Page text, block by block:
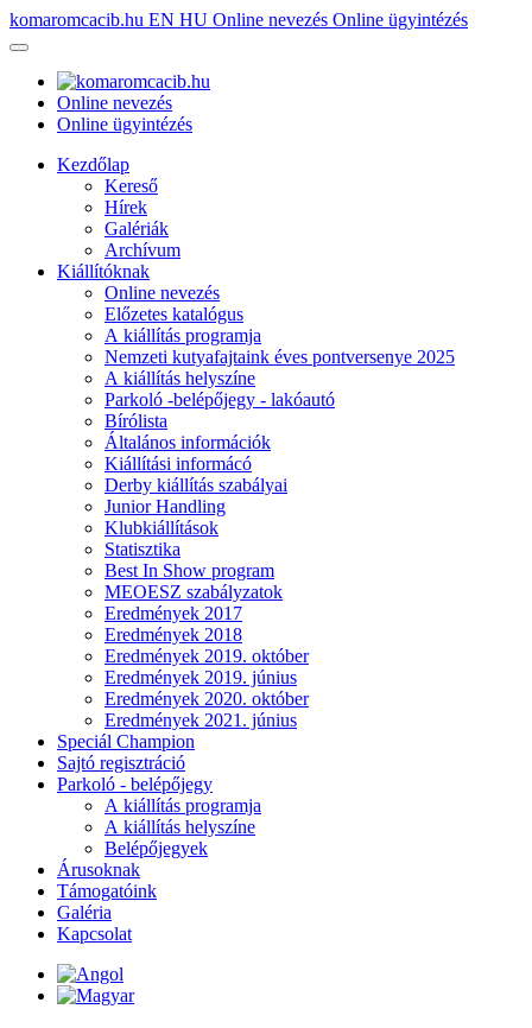
komaromcacib.hu EN HU Online nevezés Online ügyintézés
Online nevezés
Online ügyintézés
Kezdőlap
Kereső
Hírek
Galériák
Archívum
Kiállítóknak
Online nevezés
Előzetes katalógus
A kiállítás programja
Nemzeti kutyafajtaink éves pontversenye 2025
A kiállítás helyszíne
Parkoló -belépőjegy - lakóautó
Bírólista
Általános információk
Kiállítási informácó
Derby kiállítás szabályai
Junior Handling
Klubkiállítások
Statisztika
Best In Show program
MEOESZ szabályzatok
Eredmények 2017
Eredmények 2018
Eredmények 2019. október
Eredmények 2019. június
Eredmények 2020. október
Eredmények 2021. június
Speciál Champion
Sajtó regisztráció
Parkoló - belépőjegy
A kiállítás programja
A kiállítás helyszíne
Belépőjegyek
Árusoknak
Támogatóink
Galéria
Kapcsolat